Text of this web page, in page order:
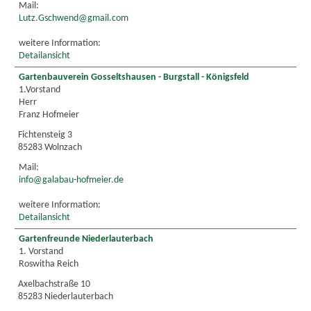
Mail:
Lutz.Gschwend@gmail.com
weitere Information:
Detailansicht
Gartenbauverein Gosseltshausen - Burgstall - Königsfeld
1.Vorstand
Herr
Franz Hofmeier
Fichtensteig 3
85283 Wolnzach
Mail:
info@galabau-hofmeier.de
weitere Information:
Detailansicht
Gartenfreunde Niederlauterbach
1. Vorstand
Roswitha Reich
Axelbachstraße 10
85283 Niederlauterbach